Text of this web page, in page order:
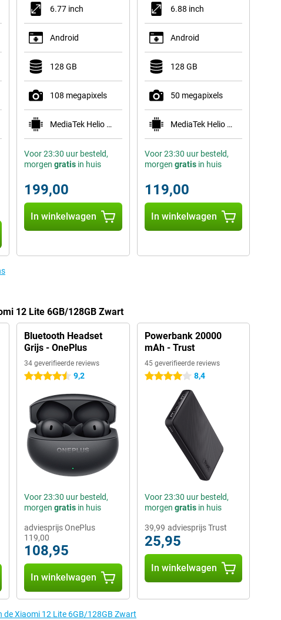
6.77 inch
Android
128 GB
108 megapixels
MediaTek Helio G100-Ultra
Voor 23:30 uur besteld,
morgen gratisin huis
199,00
In winkelwagen
6.88 inch
Android
128 GB
50 megapixels
MediaTek Helio G81 Ultra
Voor 23:30 uur besteld,
morgen gratisin huis
119,00
In winkelwagen
12 Lite 6GB/128GB Zwart
Bluetooth Headset
Grijs - OnePlus
34 geverifieerde reviews
4.5 sterren 9,2
Voor 23:30 uur besteld,
morgen gratisin huis
119,00
adviesprijs OnePlus
108,95
In winkelwagen
Powerbank 20000
mAh - Trust
45 geverifieerde reviews
4 sterren 8,4
Voor 23:30 uur besteld,
morgen gratisin huis
39,99 adviesprijs Trust
25,95
In winkelwagen
de Xiaomi 12 Lite 6GB/128GB Zwart